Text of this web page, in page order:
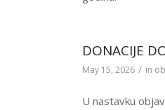
DONACIJE
May 15, 2026 / in
U nastavku